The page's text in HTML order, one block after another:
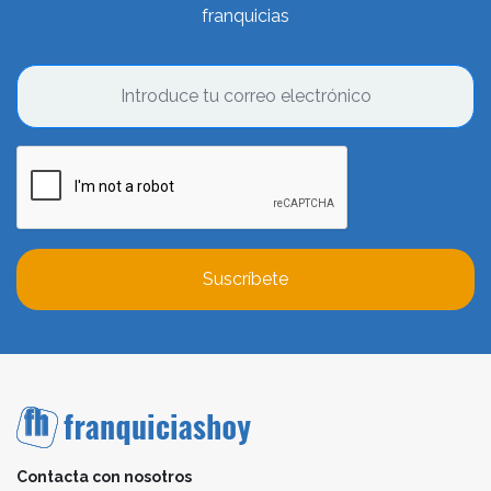
económico de las franquicias de
educación y formación
A través del "Informe Franquicias España 2026”,
, el sector de las franquicias de educación y
2.641 localesen España y
consolidación. A su vez, este sector genera una
facturación anual de 607 millones de euros
su capacidad para ser
franquicias rentables
motores económicos del mercado. También son
realmente importantes al tratarse de un sector que
franquicias
Suscríbete
Contacta con nosotros